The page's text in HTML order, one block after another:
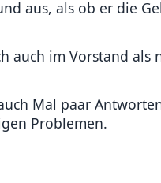
aus, als ob er die
auch im Vorstand
Mal paar
Problemen.